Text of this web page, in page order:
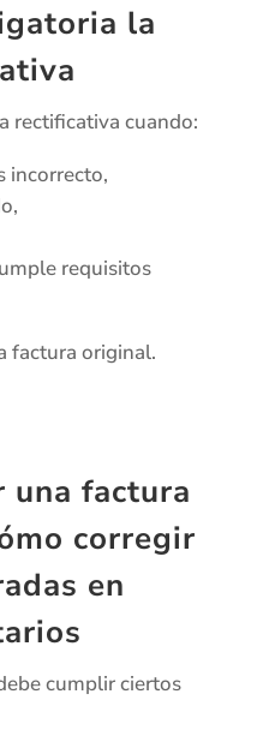
la
rectificativa cuando:
incorrecto,
requisitos
factura original.
una factura
corregir
en
cumplir ciertos